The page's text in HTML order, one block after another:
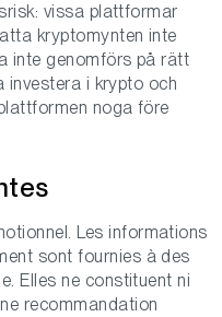
vissa plattformar
kryptomynten inte
inte genomförs på rätt
investera i krypto och
noga före
Les informations
sont fournies à des
Elles ne constituent ni
recommandation